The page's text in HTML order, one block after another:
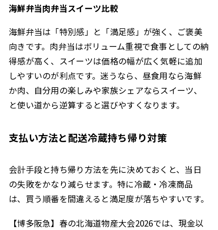
海鮮弁当肉弁当スイーツ比較
海鮮弁当は「特別感」と「満足感」が強く、ご褒美
向きです。肉弁当はボリューム重視で食事としての納
得感が高く、スイーツは価格の幅が広く気軽に追加
しやすいのが利点です。迷うなら、昼食用なら海鮮
か肉、自分用の楽しみや家族シェアならスイーツ、
と使い道から逆算すると選びやすくなります。
支払い方法と配送冷蔵持ち帰り対策
会計手段と持ち帰り方法を先に決めておくと、当日
の失敗をかなり減らせます。特に冷蔵・冷凍商品
は、買う順番を間違えると満足度が落ちやすいです。
【博多阪急】春の北海道物産大会2026では、現金以